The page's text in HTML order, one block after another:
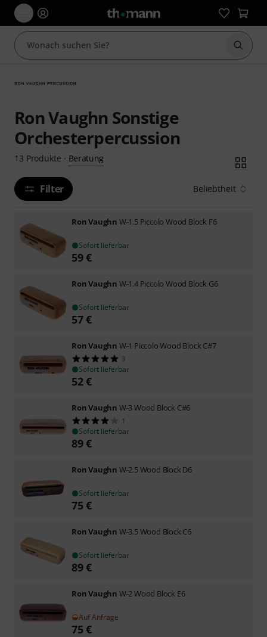
Suche
Ron Vaughn Sonstige
Orchesterpercussion
13 Produkte · Beratung
Filter Beliebtheit
Ron Vaughn W-1.5 Piccolo Wood Block F6
Sofort lieferbar
59€
Ron Vaughn W-1.4 Piccolo Wood Block G6
Sofort lieferbar
57€
Ron Vaughn W-1 Piccolo Wood Block C#7
3
Sofort lieferbar
52€
Ron Vaughn W-3 Wood Block C#6
1
Sofort lieferbar
89€
Ron Vaughn W-2.5 Wood Block D6
Sofort lieferbar
75€
Ron Vaughn W-3.5 Wood Block C6
Sofort lieferbar
89€
Ron Vaughn W-2 Wood Block E6
Auf Anfrage
75€